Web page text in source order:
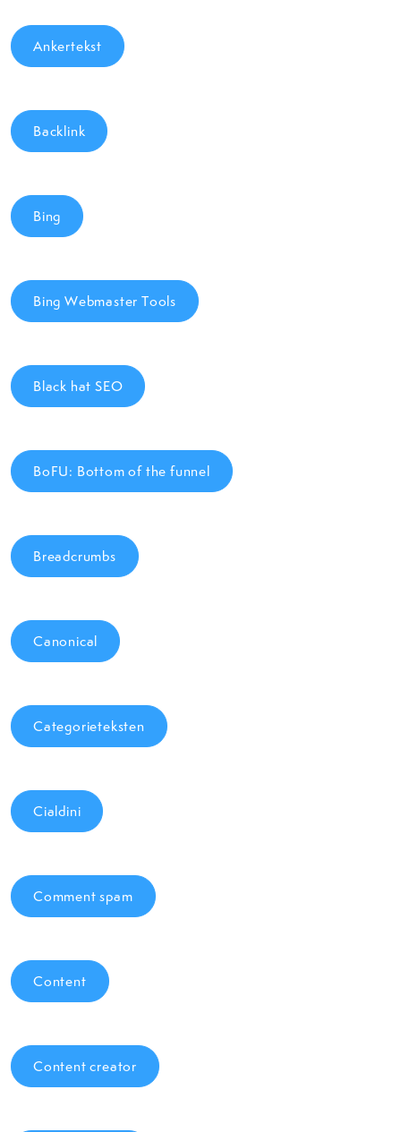
Ankertekst
Backlink
Bing
Bing Webmaster Tools
Black hat SEO
BoFU: Bottom of the funnel
Breadcrumbs
Canonical
Categorieteksten
Cialdini
Comment spam
Content
Content creator